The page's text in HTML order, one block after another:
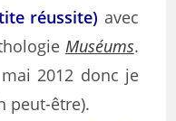
réussite) avec
Muséums.
2012 donc je
peut-être).